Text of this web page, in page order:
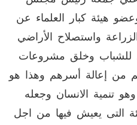
هيئة كبار العلماء عن
واستصلاح الأراضي
وخلق مشروعات
من إعالة أسرهم وهذا هو
تنمية الانسان وجعله
التى يعيش فيها من اجل